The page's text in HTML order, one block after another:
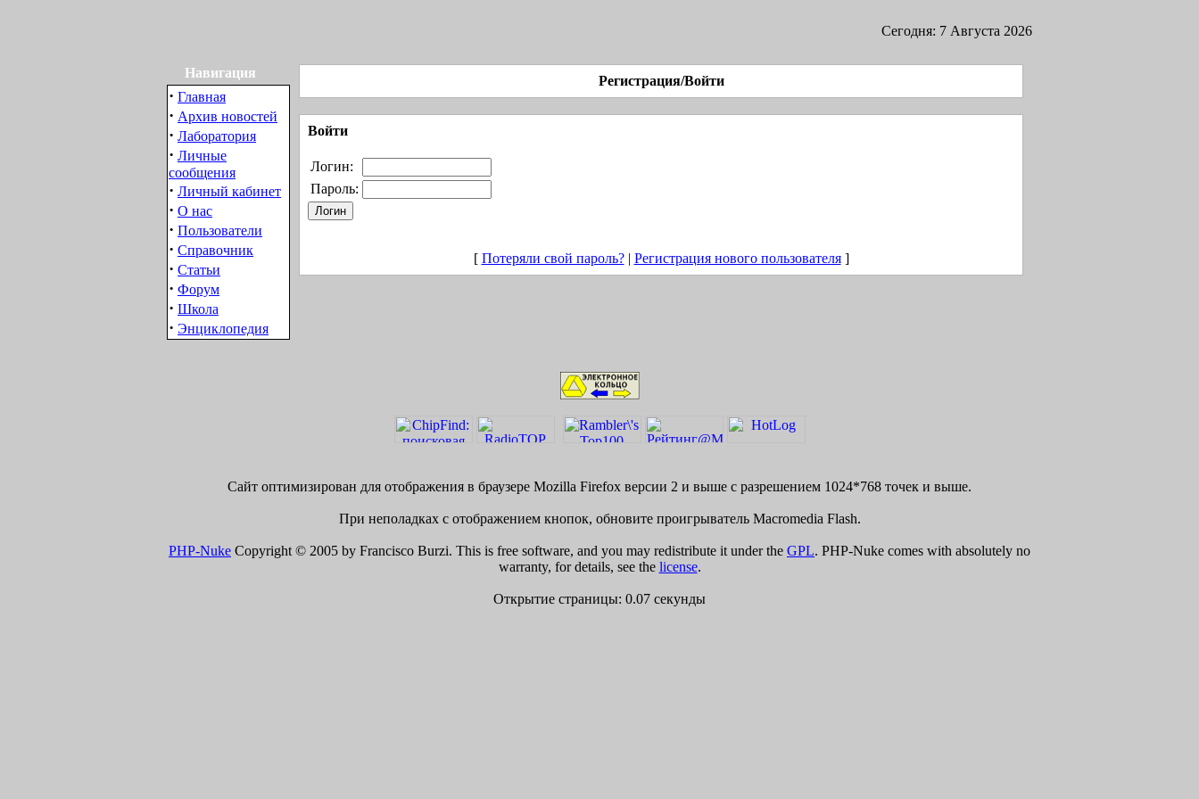
Сегодня: 7 Августа 2026
Навигация
· Главная
· Архив новостей
· Лаборатория
· Личные
сообщения
· Личный кабинет
· О нас
· Пользователи
· Справочник
· Статьи
· Форум
· Школа
· Энциклопедия
Регистрация/Войти
Войти
Логин:
Пароль:
[ Потеряли свой пароль?| Регистрация нового пользователя]
Сайт оптимизирован для отображения в браузере Mozilla Firefox версии 2 и выше с разрешением 1024*768 точек и выше.
При неполадках с отображением кнопок, обновите проигрыватель Macromedia Flash.
PHP-Nuke Copyright © 2005 by Francisco Burzi. This is free software, and you may redistribute it under the GPL. PHP-Nuke comes with absolutely no
warranty, for details, see the license.
Открытие страницы: 0.07 секунды